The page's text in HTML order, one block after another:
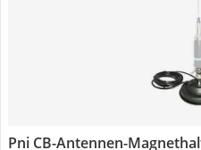
Pni CB-Antennen-